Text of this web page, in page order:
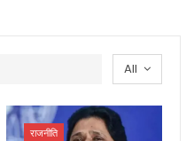
All
राजनीति